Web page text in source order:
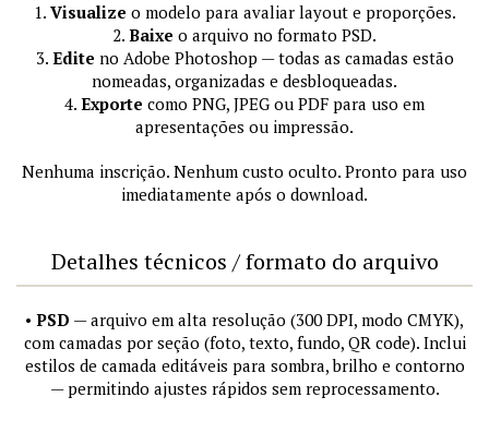
1. Visualize o modelo para avaliar layout e proporções.
2. Baixe o arquivo no formato PSD.
3. Edite no Adobe Photoshop — todas as camadas estão
nomeadas, organizadas e desbloqueadas.
4. Exporte como PNG, JPEG ou PDF para uso em
apresentações ou impressão.
Nenhuma inscrição. Nenhum custo oculto. Pronto para uso
imediatamente após o download.
Detalhes técnicos / formato do arquivo
• PSD — arquivo em alta resolução (300 DPI, modo CMYK),
com camadas por seção (foto, texto, fundo, QR code). Inclui
estilos de camada editáveis para sombra, brilho e contorno
— permitindo ajustes rápidos sem reprocessamento.